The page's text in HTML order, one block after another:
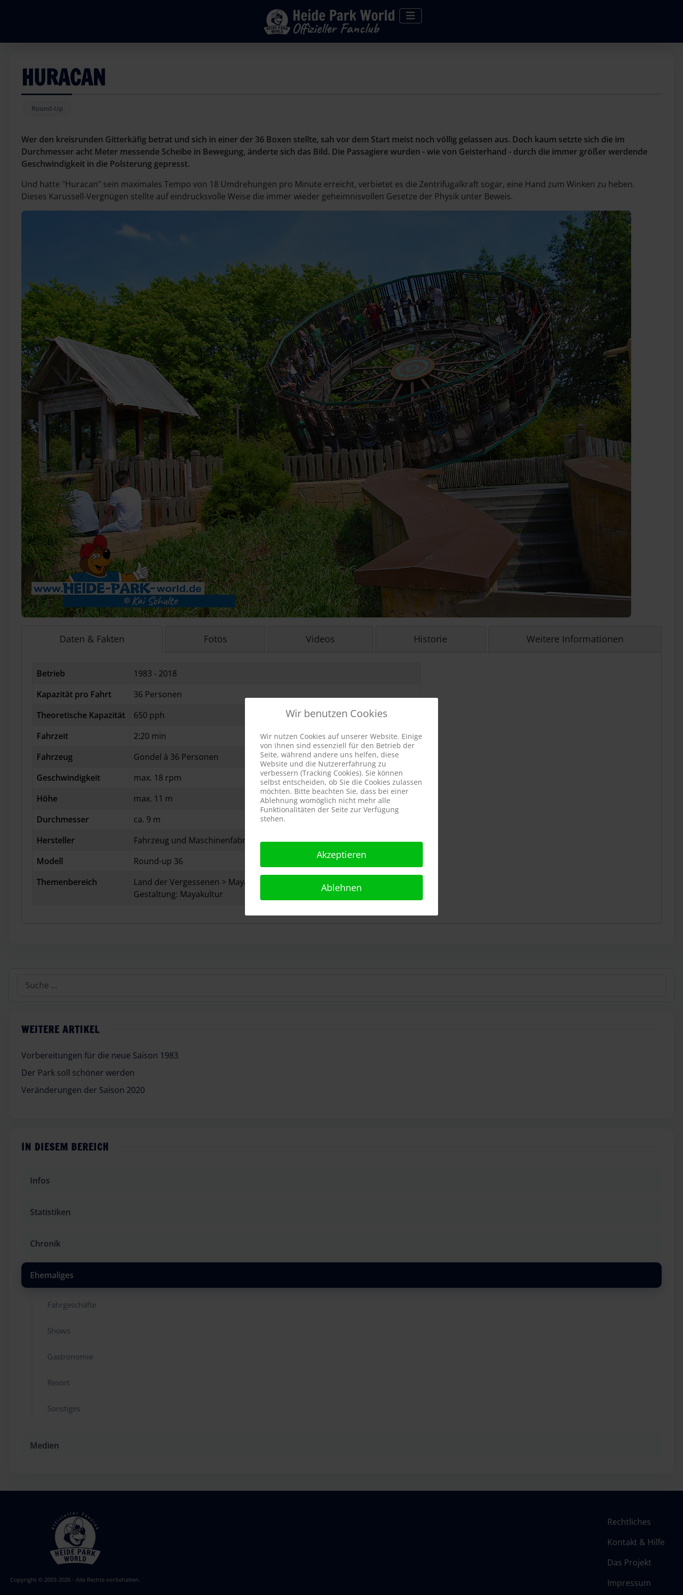
HURACAN
Round-Up
Wer den kreisrunden Gitterkäfig betrat und sich in einer der 36 Boxen stellte, sah vor dem Start meist noch völlig gelassen aus. Doch kaum setzte sich die im
Durchmesser acht Meter messende Scheibe in Bewegung, änderte sich das Bild. Die Passagiere wurden - wie von Geisterhand - durch die immer größer werdende
Geschwindigkeit in die Polsterung gepresst.
Und hatte "Huracan" sein maximales Tempo von 18 Umdrehungen pro Minute erreicht, verbietet es die Zentrifugalkraft sogar, eine Hand zum Winken zu heben.
Dieses Karussell-Vergnügen stellte auf eindrucksvolle Weise die immer wieder geheimnisvollen Gesetze der Physik unter Beweis.
Daten & Fakten Fotos Videos Historie Weitere Informationen
Betrieb
1983 - 2018
Kapazität pro Fahrt
36 Personen
Theoretische Kapazität
650 pph
Fahrzeit
2:20 min
Fahrzeug
Gondel à 36 Personen
Geschwindigkeit
max. 18 rpm
Höhe
max. 11 m
Durchmesser
ca. 9 m
Hersteller
Fahrzeug und Maschinenfabrik Heinz Fähtz (Deutschland)
Modell
Round-up 36
Themenbereich
Land der Vergessenen > Maya Tal
Gestaltung: Mayakultur
Suchen
WEITERE ARTIKEL
Vorbereitungen für die neue Saison 1983
Der Park soll schöner werden
Veränderungen der Saison 2020
IN DIESEM BEREICH
Infos
Statistiken
Chronik
Ehemaliges
Fahrgeschäfte
Shows
Gastronomie
Resort
Sonstiges
Medien
Copyright © 2003-2026 - Alle Rechte vorbehalten.
Rechtliches
Kontakt & Hilfe
Das Projekt
Impressum
Wir benutzen Cookies
Wir nutzen Cookies auf unserer Website. Einige
von ihnen sind essenziell für den Betrieb der
Seite, während andere uns helfen, diese
Website und die Nutzererfahrung zu
verbessern (Tracking Cookies). Sie können
selbst entscheiden, ob Sie die Cookies zulassen
möchten. Bitte beachten Sie, dass bei einer
Ablehnung womöglich nicht mehr alle
Funktionalitäten der Seite zur Verfügung
stehen.
Akzeptieren
Ablehnen